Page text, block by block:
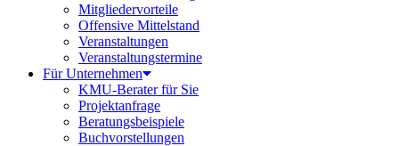
Mitgliedervorteile
Offensive Mittelstand
Veranstaltungen
Veranstaltungstermine
Für Unternehmen
KMU-Berater für Sie
Projektanfrage
Beratungsbeispiele
Buchvorstellungen